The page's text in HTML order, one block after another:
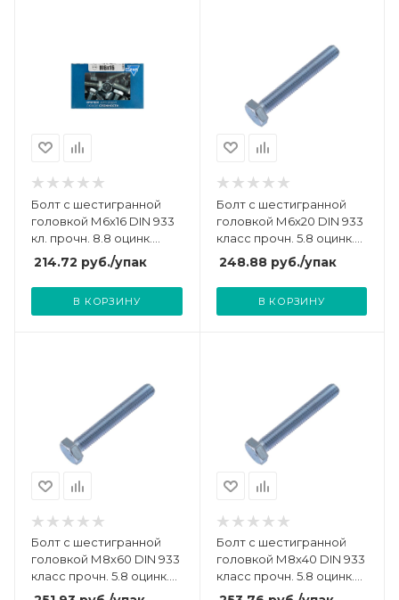
Болт с шестигранной
головкой М6х16 DIN 933
кл. прочн. 8.8 оцинк.
(коробка) (уп.100шт) Zitar
105200
214.72 руб./упак
В КОРЗИНУ
Болт с шестигранной
головкой М6х20 DIN 933
класс прочн. 5.8 оцинк.
пакет (уп.100шт)
СТРОЙМЕТИЗ
UTORM3011228
248.88руб./упак
В КОРЗИНУ
Болт с шестигранной
головкой М8х60 DIN 933
класс прочн. 5.8 оцинк.
пакет (уп.30шт)
Болт с шестигранной
головкой М8х40 DIN 933
класс прочн. 5.8 оцинк.
пакет (уп.40шт)